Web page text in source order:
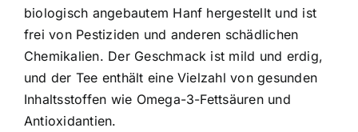
biologisch angebautem Hanf hergestellt und ist
frei von Pestiziden und anderen schädlichen
Chemikalien. Der Geschmack ist mild und erdig,
und der Tee enthält eine Vielzahl von gesunden
Inhaltsstoffen wie Omega-3-Fettsäuren und
Antioxidantien.